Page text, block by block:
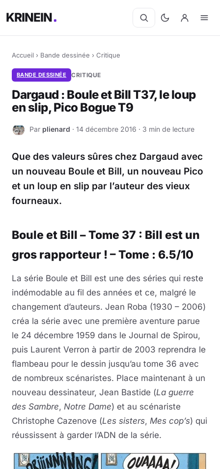
KRINEIN
Accueil › Bande dessinée › Critique
BANDE DESSINÉE CRITIQUE
Dargaud : Boule et Bill T37, le loup
en slip, Pico Bogue T9
P Par plienard · 14 décembre 2016 · 3 min de lecture
Que des valeurs sûres chez Dargaud avec
un nouveau Boule et Bill, un nouveau Pico
et un loup en slip par l’auteur des vieux
fourneaux.
Boule et Bill – Tome 37 : Bill est un
gros rapporteur ! – Tome : 6.5/10
La série Boule et Bill est une des séries qui reste
indémodable au fil des années et ce, malgré le
changement d’auteurs. Jean Roba (1930 – 2006)
créa la série avec une première aventure parue
le 24 décembre 1959 dans le Journal de Spirou,
puis Laurent Verron à partir de 2003 reprendra le
flambeau pour le dessin jusqu’au tome 36 avec
de nombreux scénaristes. Place maintenant à un
nouveau dessinateur, Jean Bastide (La guerre
des Sambre, Notre Dame) et au scénariste
Christophe Cazenove (Les sisters, Mes cop’s) qui
réussissent à garder l’ADN de la série.